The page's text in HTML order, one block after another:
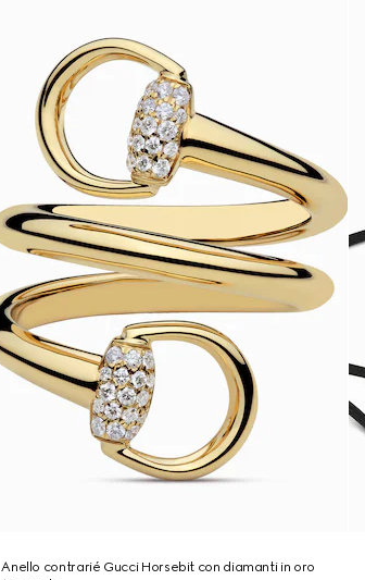
Anello contrarié Gucci Horsebit con diamanti in oro